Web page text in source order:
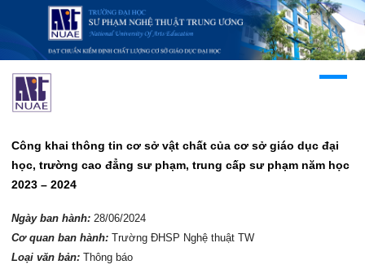
Công khai thông tin cơ sở vật chất của cơ sở giáo dục đại
học, trường cao đẳng sư phạm, trung cấp sư phạm năm học
2023 – 2024
Ngày ban hành: 28/06/2024
Cơ quan ban hành: Trường ĐHSP Nghệ thuật TW
Loại văn bản: Thông báo